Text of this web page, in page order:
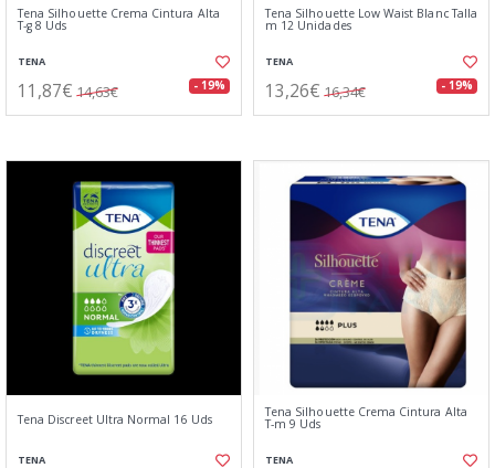
Tena Silhouette Crema Cintura Alta
T-g 8 Uds
TENA
11,87€ 14,63€ - 19%
Tena Silhouette Low Waist Blanc Talla
m 12 Unidades
TENA
13,26€ 16,34€ - 19%
Tena Discreet Ultra Normal 16 Uds
TENA
Tena Silhouette Crema Cintura Alta
T-m 9 Uds
TENA